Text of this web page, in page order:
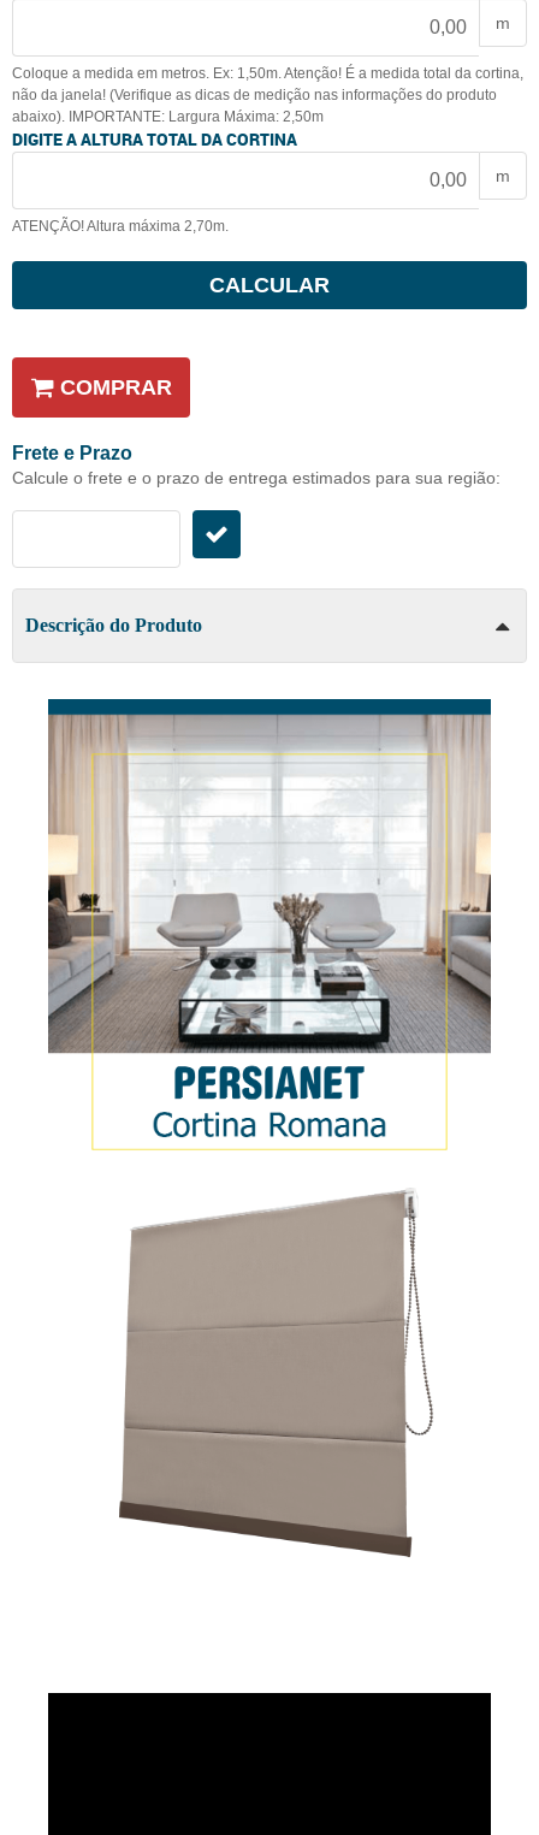
m
Coloque a medida em metros. Ex: 1,50m. Atenção! É a medida total da cortina,
não da janela! (Verifique as dicas de medição nas informações do produto
abaixo). IMPORTANTE: Largura Máxima: 2,50m
DIGITE A ALTURA TOTAL DA CORTINA
m
ATENÇÃO! Altura máxima 2,70m.
CALCULAR
COMPRAR
Frete e Prazo
Calcule o frete e o prazo de entrega estimados para sua região:
Descrição do Produto